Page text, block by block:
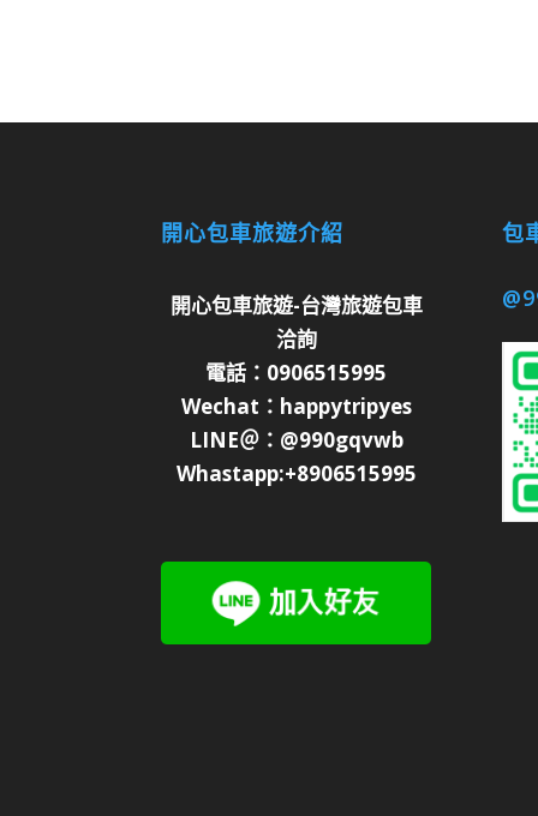
開心包車旅遊介紹
開心包車旅遊-台灣旅遊包車
洽詢
電話：0906515995
Wechat：happytripyes
LINE＠：@990gqvwb
Whastapp:+8906515995
包